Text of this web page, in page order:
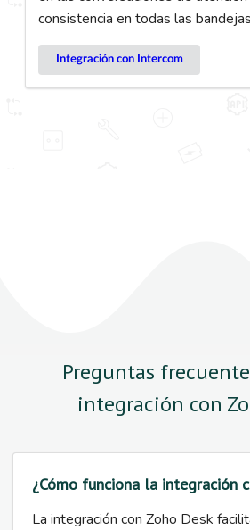
consistencia en todas las
Integración con Intercom
Preguntas
integración con
¿Cómo funciona la integración
La integración con Zoho Desk